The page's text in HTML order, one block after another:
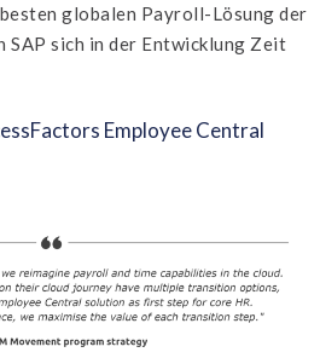
globalen Payroll-Lösung der
SAP sich in der Entwicklung Zeit
Employee Central